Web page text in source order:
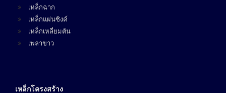
เหล็กฉาก
เหล็กแผ่นซิงค์
เหล็กเหลี่ยมตัน
เพลาขาว
เหล็กโครงสร้าง